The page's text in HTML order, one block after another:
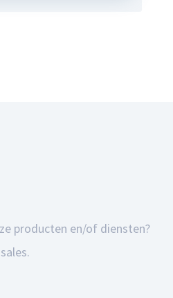
producten en/of diensten?